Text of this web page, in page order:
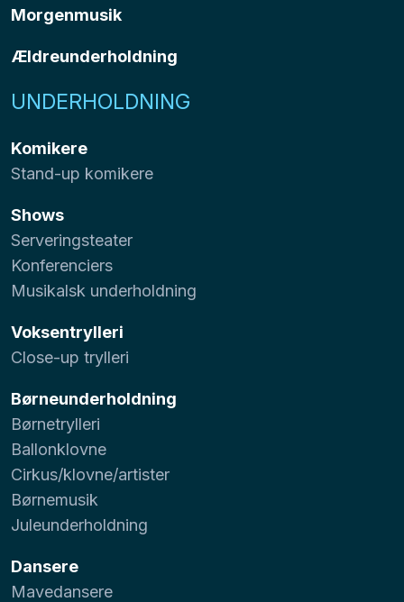
Morgenmusik
Ældreunderholdning
UNDERHOLDNING
Komikere
Stand-up komikere
Shows
Serveringsteater
Konferenciers
Musikalsk underholdning
Voksentrylleri
Close-up trylleri
Børneunderholdning
Børnetrylleri
Ballonklovne
Cirkus/klovne/artister
Børnemusik
Juleunderholdning
Dansere
Mavedansere